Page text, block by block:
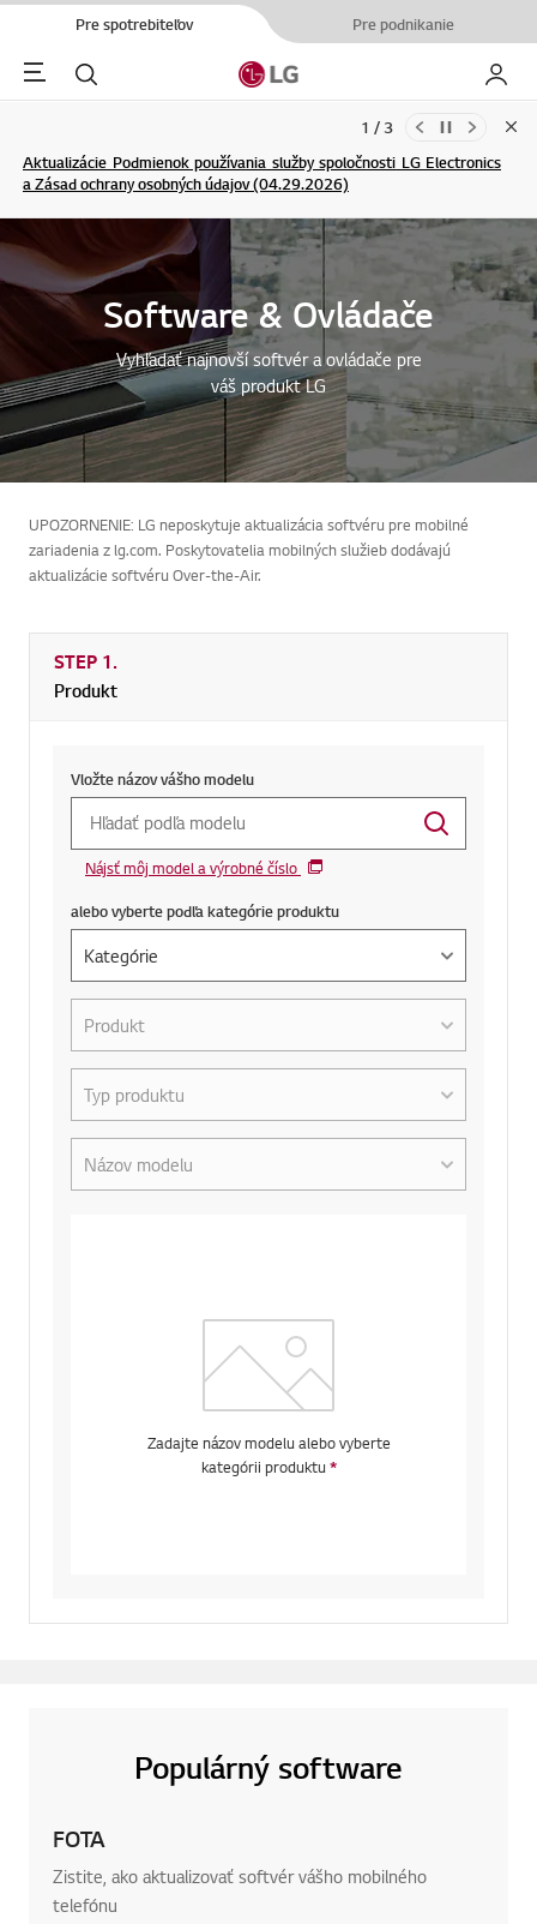
Pre spotrebiteľov Pre podnikanie
Menu Hľadať Moje
Aktualizácie Podmienok používania služby spoločnosti LG Electronics
a Zásad ochrany osobných údajov (04.29.2026)
ĎALŠIE INFORMÁCIE
1 / 3
Software & Ovládače
Vyhľadať najnovší softvér a ovládače pre
váš produkt LG
UPOZORNENIE: LG neposkytuje aktualizácia softvéru pre mobilné
zariadenia z lg.com. Poskytovatelia mobilných služieb dodávajú
aktualizácie softvéru Over-the-Air.
STEP 1.
Produkt
Vložte názov vášho modelu
Nájsť môj model a výrobné číslo
alebo vyberte podľa kategórie produktu
Zadajte názov modelu alebo vyberte
kategórii produktu*Required field
Populárný software
FOTA
Zistite, ako aktualizovať softvér vášho mobilného
telefónu